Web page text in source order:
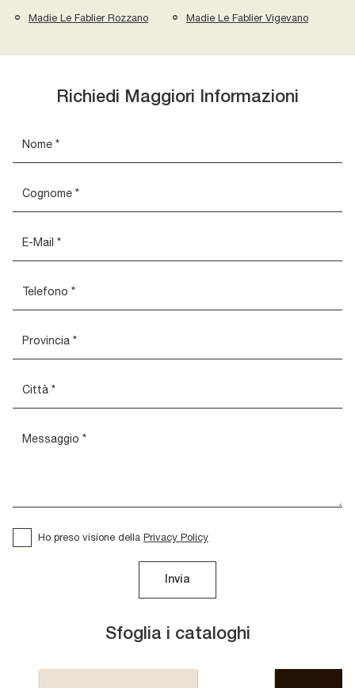
Madie Le Fablier Rozzano Madie Le Fablier Vigevano
Sfoglia i cataloghi
Richiedi Maggiori Informazioni
Ho preso visione della Privacy Policy
Invia